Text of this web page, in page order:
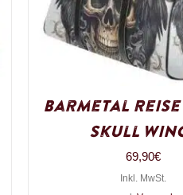
Barmetal
Skull
69,90€
Inkl. MwSt.